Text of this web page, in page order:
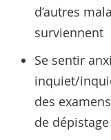
d’autres
surviennent
Se sentir
inquiet/
des
de dépistage